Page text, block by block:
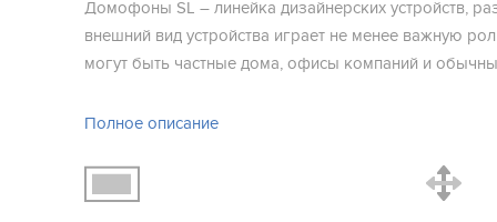
Домофоны SL – линейка дизайнерских устройств,
внешний вид устройства играет не менее важную
могут быть частные дома, офисы компаний и
Особенности этой модели
будет нажимать кнопку вызова на панели, но
камерами – домофон автоматически начнет
Полное описание